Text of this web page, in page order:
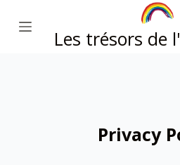
a
Les trésors de
Privacy